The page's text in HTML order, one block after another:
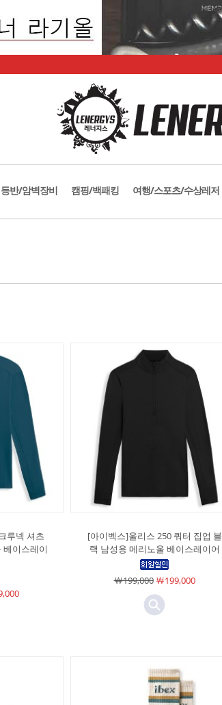
등반/암벽장비 캠핑/백패킹 여행/스포츠/수상레저
루넥 셔츠
베이스레이
[아이벡스]울리스 250 쿼터 집업 블
랙 남성용 메리노울 베이스레이어
￦199,000￦199,000